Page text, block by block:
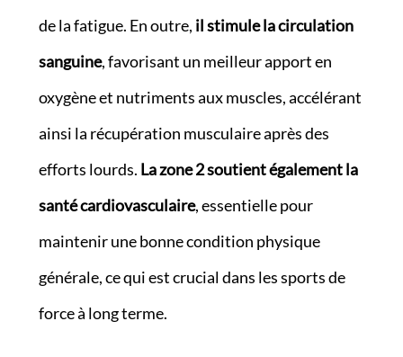
de la fatigue. En outre, il stimule la circulation
sanguine, favorisant un meilleur apport en
oxygène et nutriments aux muscles, accélérant
ainsi la récupération musculaire après des
efforts lourds. La zone 2 soutient également la
santé cardiovasculaire, essentielle pour
maintenir une bonne condition physique
générale, ce qui est crucial dans les sports de
force à long terme.